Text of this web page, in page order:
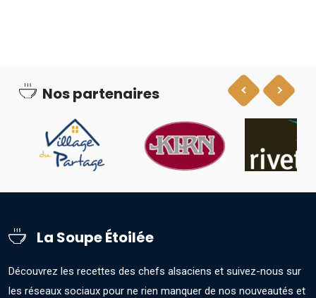
Nos partenaires
La Soupe Étoilée
Découvrez les recettes des chefs alsaciens et suivez-nous sur
les réseaux sociaux pour ne rien manquer de nos nouveautés et